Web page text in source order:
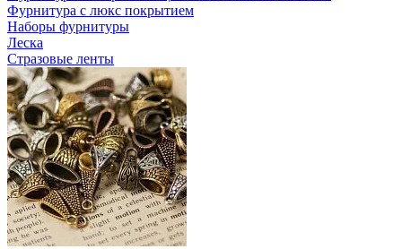
Фурнитура с люкс покрытием
Наборы фурнитуры
Леска
Стразовые ленты